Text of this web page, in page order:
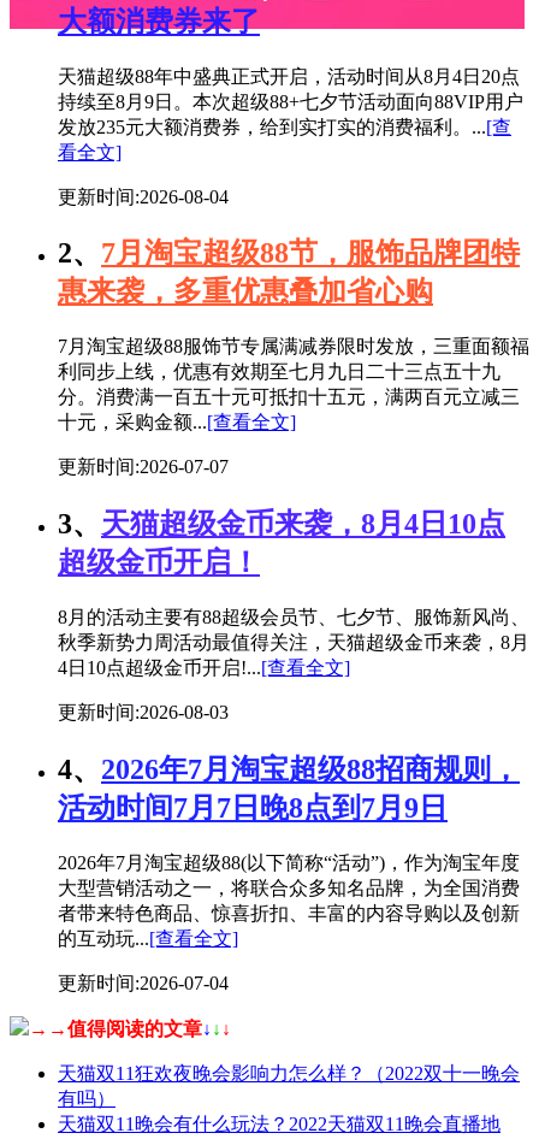
大额消费券来了
天猫超级88年中盛典正式开启，活动时间从8月4日20点
持续至8月9日。本次超级88+七夕节活动面向88VIP用户
发放235元大额消费券，给到实打实的消费福利。...[查
看全文]
更新时间:2026-08-04
2、 7月淘宝超级88节，服饰品牌团特
惠来袭，多重优惠叠加省心购
7月淘宝超级88服饰节专属满减券限时发放，三重面额福
利同步上线，优惠有效期至七月九日二十三点五十九
分。消费满一百五十元可抵扣十五元，满两百元立减三
十元，采购金额...[查看全文]
更新时间:2026-07-07
3、 天猫超级金币来袭，8月4日10点
超级金币开启！
8月的活动主要有88超级会员节、七夕节、服饰新风尚、
秋季新势力周活动最值得关注，天猫超级金币来袭，8月
4日10点超级金币开启!...[查看全文]
更新时间:2026-08-03
4、 2026年7月淘宝超级88招商规则，
活动时间7月7日晚8点到7月9日
2026年7月淘宝超级88(以下简称“活动”)，作为淘宝年度
大型营销活动之一，将联合众多知名品牌，为全国消费
者带来特色商品、惊喜折扣、丰富的内容导购以及创新
的互动玩...[查看全文]
更新时间:2026-07-04
→→值得阅读的文章↓ ↓ ↓
天猫双11狂欢夜晚会影响力怎么样？（2022双十一晚会
有吗）
天猫双11晚会有什么玩法？2022天猫双11晚会直播地